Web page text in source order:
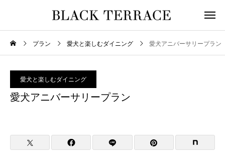
プラン 愛犬と楽しむダイニング 愛犬アニバーサリープラン
愛犬と楽しむダイニング
愛犬アニバーサリープラン